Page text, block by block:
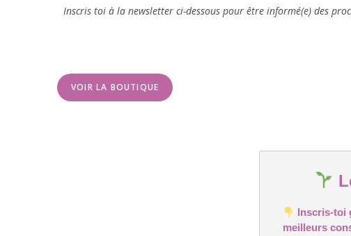
Inscris toi à la newsletter ci-dessous pour être informé(e) des
VOIR LA BOUTIQUE
Inscris-toi
meilleurs